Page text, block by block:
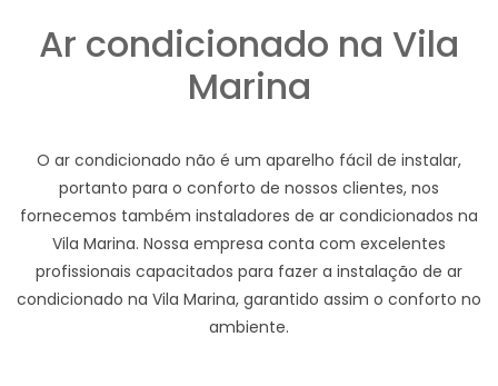
Ar condicionado na Vila
Marina
O ar condicionado não é um aparelho fácil de instalar,
portanto para o conforto de nossos clientes, nos
fornecemos também instaladores de ar condicionados na
Vila Marina. Nossa empresa conta com excelentes
profissionais capacitados para fazer a instalação de ar
condicionado na Vila Marina, garantido assim o conforto no
ambiente.